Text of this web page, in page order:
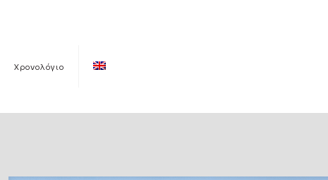
Χρονολόγιο